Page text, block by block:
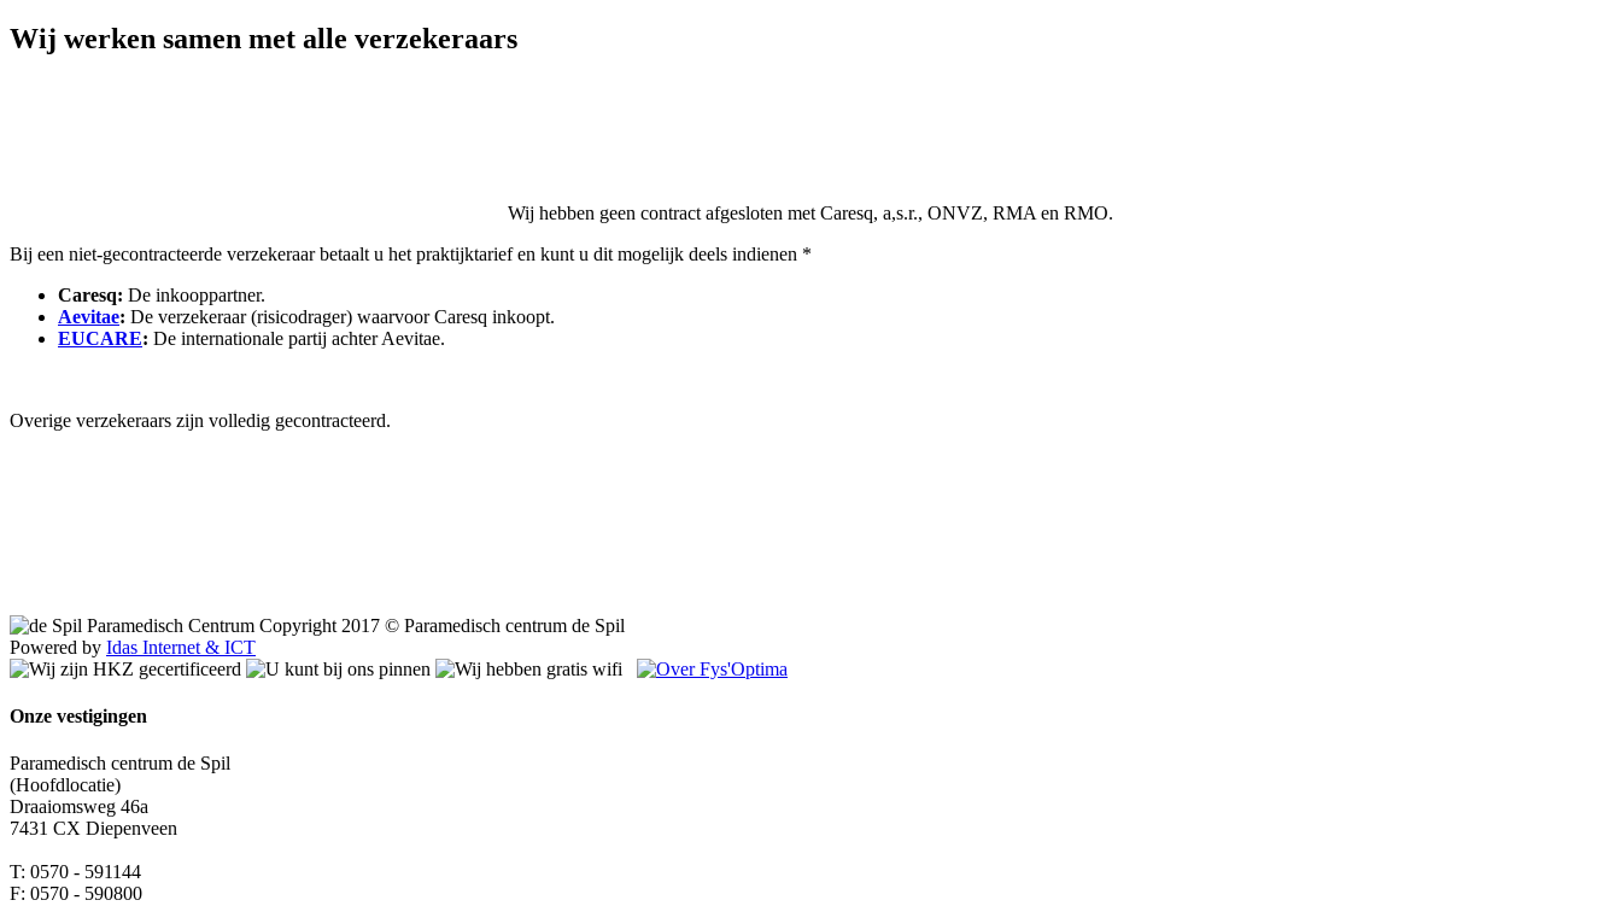
Wij werken samen met alle verzekeraars
Wij hebben geen contract afgesloten met Caresq, a,s.r., ONVZ, RMA en RMO.
Bij een niet-gecontracteerde verzekeraar betaalt u het praktijktarief en kunt u dit mogelijk deels indienen *
Caresq: De inkooppartner.
Aevitae: De verzekeraar (risicodrager) waarvoor Caresq inkoopt.
EUCARE: De internationale partij achter Aevitae.
Overige verzekeraars zijn volledig gecontracteerd.
Copyright 2017 © Paramedisch centrum de Spil
Powered by Idas Internet & ICT
Onze vestigingen
Paramedisch centrum de Spil
(Hoofdlocatie)
Draaiomsweg 46a
7431 CX Diepenveen
T: 0570 - 591144
F: 0570 - 590800